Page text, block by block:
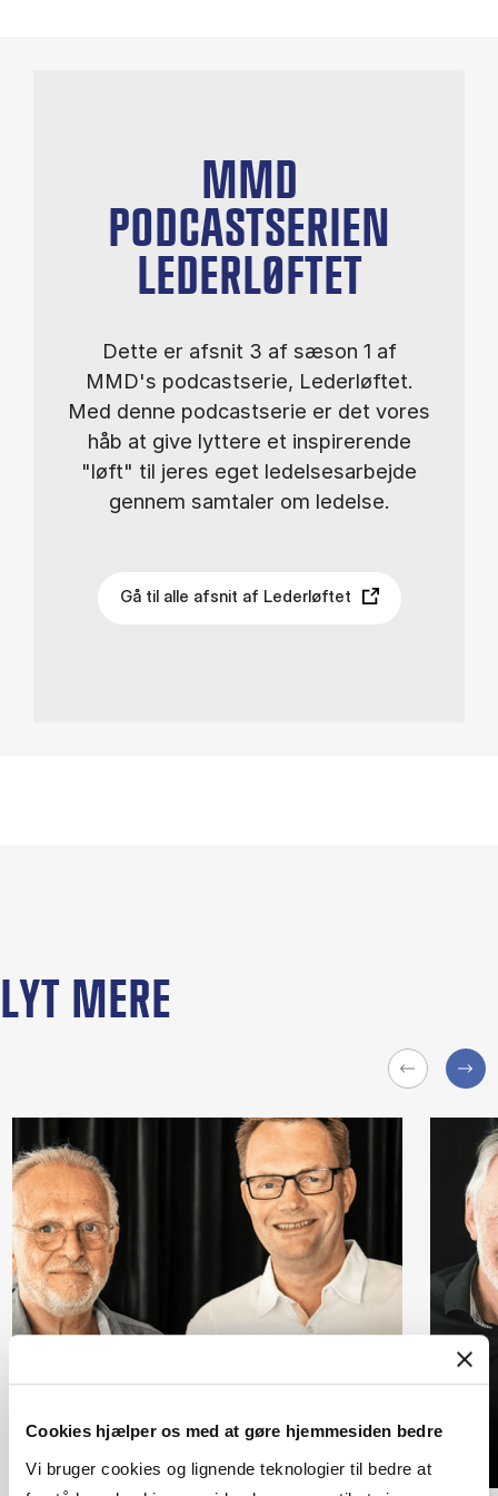
Cookies hjælper os med at gøre hjemmesiden bedre
Vi bruger cookies og lignende teknologier til bedre at
MMD
PODCASTSERIEN
LEDERLØFTET
Dette er afsnit 3 af sæson 1 af
MMD's podcastserie, Lederløftet.
Med denne podcastserie er det vores
håb at give lyttere et inspirerende
"løft" til jeres eget ledelsesarbejde
gennem samtaler om ledelse.
Gå til alle afsnit af Lederløftet
LYT MERE